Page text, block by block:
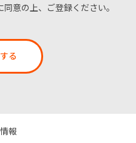
同意の上、ご登録ください。
る
報